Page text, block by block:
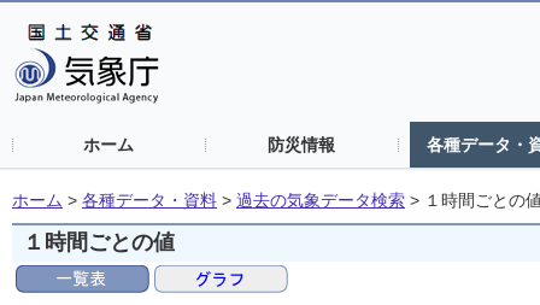
ホーム 防災情報 各種データ・
ホーム > 各種データ・資料 > 過去の気象データ検索 > １時間ごとの
１時間ごとの値